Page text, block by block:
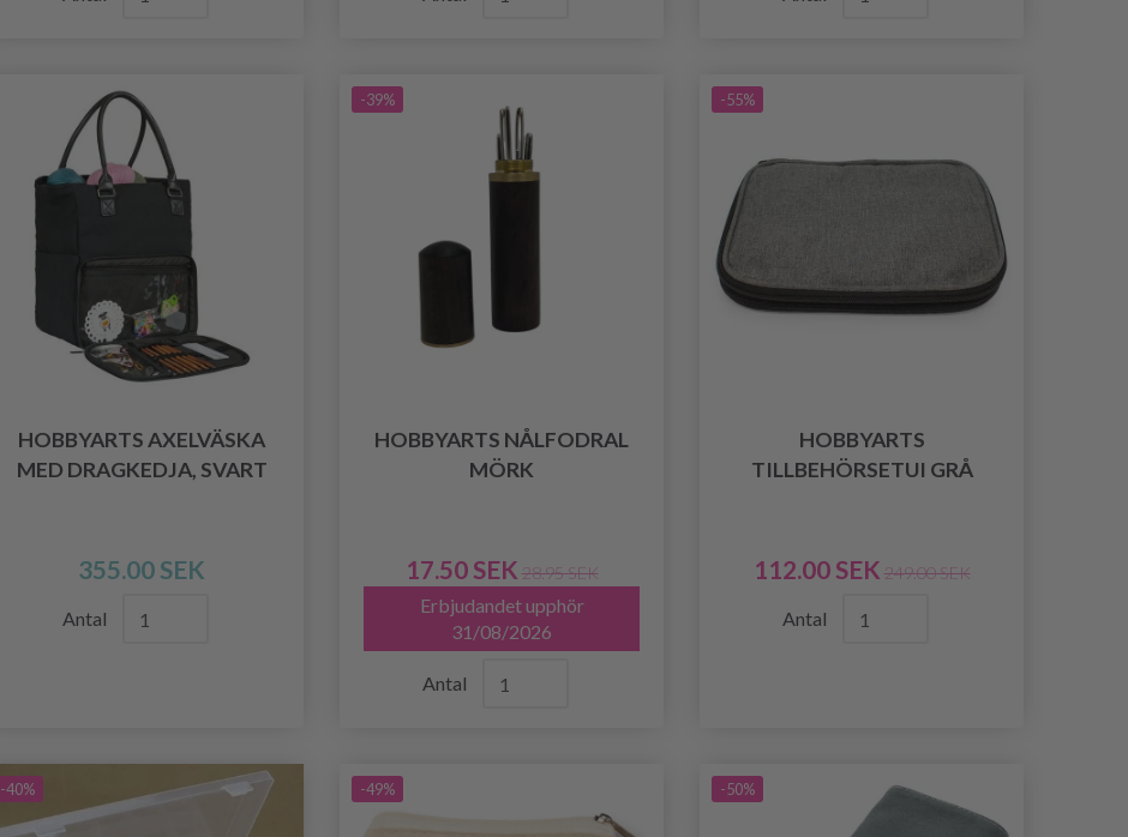
HOBBYARTS AXELVÄSKA
MED DRAGKEDJA, SVART
355.00 SEK
Antal
-39%
HOBBYARTS NÅLFODRAL
MÖRK
17.50 SEK 28.95 SEK
Erbjudandet upphör
31/08/2026
Antal
-55%
HOBBYARTS
TILLBEHÖRSETUI GRÅ
112.00 SEK 249.00 SEK
Antal
-40% -49% -50%